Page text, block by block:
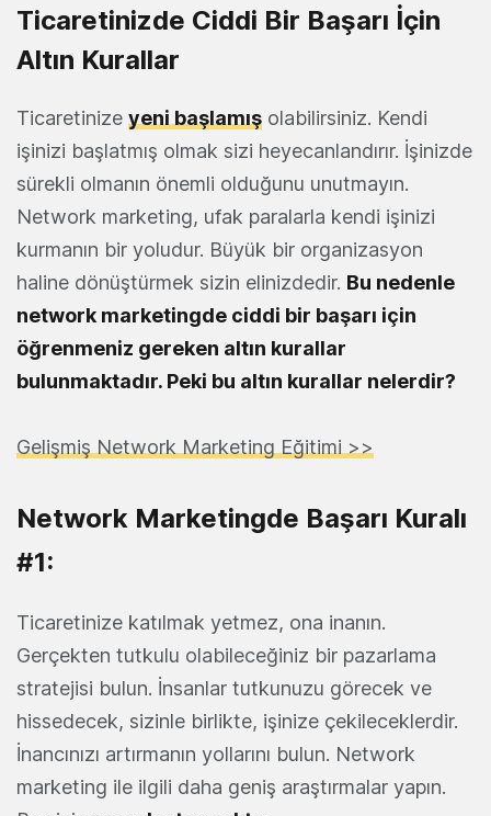
Ticaretinizde Ciddi Bir Başarı İçin
Altın Kurallar
Ticaretinize yeni başlamış olabilirsiniz. Kendi
işinizi başlatmış olmak sizi heyecanlandırır. İşinizde
sürekli olmanın önemli olduğunu unutmayın.
Network marketing, ufak paralarla kendi işinizi
kurmanın bir yoludur. Büyük bir organizasyon
haline dönüştürmek sizin elinizdedir. Bu nedenle
network marketingde ciddi bir başarı için
öğrenmeniz gereken altın kurallar
bulunmaktadır. Peki bu altın kurallar nelerdir?
Gelişmiş Network Marketing Eğitimi >>
Network Marketingde Başarı Kuralı
#1:
Ticaretinize katılmak yetmez, ona inanın.
Gerçekten tutkulu olabileceğiniz bir pazarlama
stratejisi bulun. İnsanlar tutkunuzu görecek ve
hissedecek, sizinle birlikte, işinize çekileceklerdir.
İnancınızı artırmanın yollarını bulun. Network
marketing ile ilgili daha geniş araştırmalar yapın.